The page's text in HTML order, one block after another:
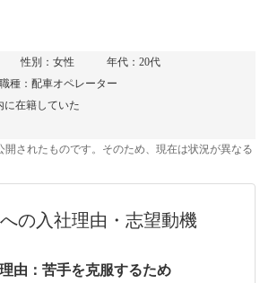
性別：女性
年代：20代
職種：配車オペレーター
に在籍していた
されたものです。そのため、現在は状況が異なる
の入社理由・志望動機
由：苦手を克服するため